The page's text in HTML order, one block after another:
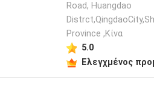
Road, Huangdao
Province ,Κίνα
5.0
Ελεγχμένος